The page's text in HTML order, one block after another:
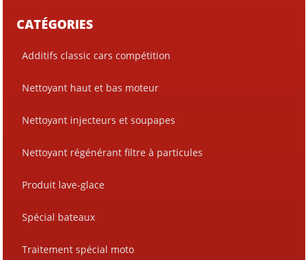
CATÉGORIES
Additifs classic cars compétition
Nettoyant haut et bas moteur
Nettoyant injecteurs et soupapes
Nettoyant régénérant filtre à particules
Produit lave-glace
Spécial bateaux
Traitement spécial moto